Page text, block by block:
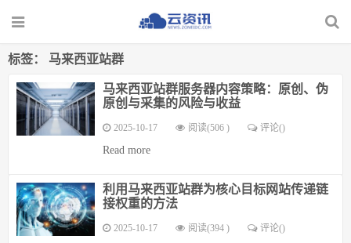
标签： 马来西亚站群
马来西亚站群服务器内容策略：原创、伪
原创与采集的风险与收益
2025-10-17 阅读(506 ) 评论()
Read more
利用马来西亚站群为核心目标网站传递链
接权重的方法
2025-10-17 阅读(394 ) 评论()